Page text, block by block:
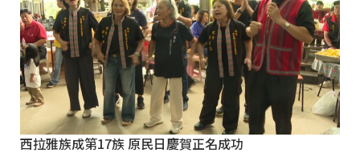
西拉雅族成第17族 原民日慶賀正名成功